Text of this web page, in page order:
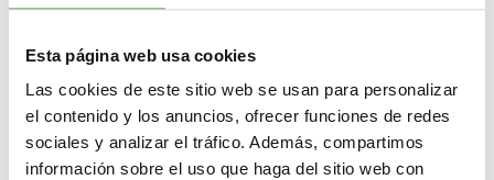
Esta página web usa cookies
Las cookies de este sitio web se usan para personalizar
el contenido y los anuncios, ofrecer funciones de redes
sociales y analizar el tráfico. Además, compartimos
información sobre el uso que haga del sitio web con